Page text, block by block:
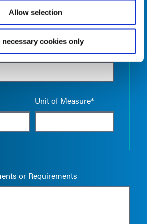
Allow selection
necessary cookies only
Unit of Measure*
or Requirements